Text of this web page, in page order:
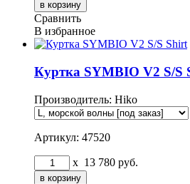
Сравнить
В избранное
Куртка SYMBIO V2 S/S
Производитель: Hiko
Артикул: 47520
x 13 780 руб.